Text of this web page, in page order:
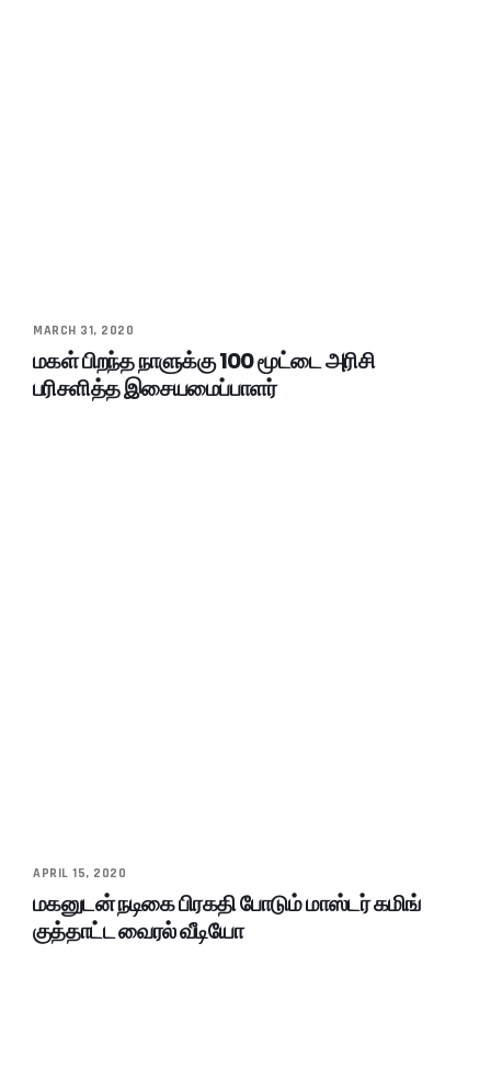
MARCH 31, 2020
மகள் பிறந்த நாளுக்கு 100 மூட்டை அரிசி
பரிசளித்த இசையமைப்பாளர்
APRIL 15, 2020
மகனுடன் நடிகை பிரகதி போடும் மாஸ்டர் கமிங்
குத்தாட்ட வைரல் வீடியோ